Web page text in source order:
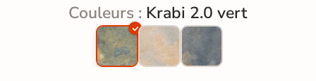
Couleurs : Krabi 2.0 vert